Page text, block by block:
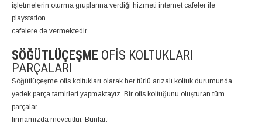
işletmelerin oturma gruplarına verdiği hizmeti internet cafeler ile
playstation
cafelere de vermektedir.
SÖĞÜTLÜÇEŞME OFIS KOLTUKLARI
PARÇALARI
Söğütlüçeşme ofis koltukları olarak her türlü arızalı koltuk durumunda
yedek parça tamirleri yapmaktayız. Bir ofis koltuğunu oluşturan tüm
parçalar
firmamızda mevcuttur. Bunlar;